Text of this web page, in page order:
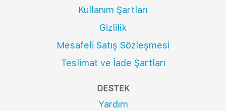
Kullanım Şartları
Gizlilik
Mesafeli Satış Sözleşmesi
Teslimat ve İade Şartları
DESTEK
Yardım